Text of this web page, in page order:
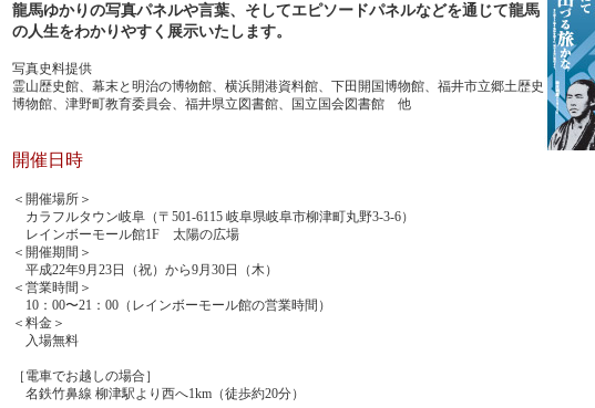
龍馬ゆかりの写真パネルや言葉、そしてエピソードパネルなどを通じて龍馬
の人生をわかりやすく展示いたします。
写真史料提供
霊山歴史館、幕末と明治の博物館、横浜開港資料館、下田開国博物館、福井市立郷土歴史
博物館、津野町教育委員会、福井県立図書館、国立国会図書館 他
開催日時
＜開催場所＞
カラフルタウン岐阜（〒501-6115 岐阜県岐阜市柳津町丸野3-3-6）
レインボーモール館1F 太陽の広場
＜開催期間＞
平成22年9月23日（祝）から9月30日（木）
＜営業時間＞
10：00〜21：00（レインボーモール館の営業時間）
＜料金＞
入場無料
［電車でお越しの場合］
名鉄竹鼻線 柳津駅より西へ1km（徒歩約20分）